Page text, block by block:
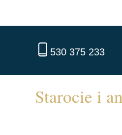
530 375 233